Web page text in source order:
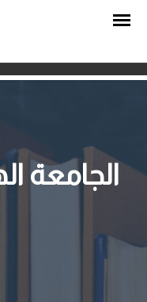
الجامعة الهاشمية / الزرقاء